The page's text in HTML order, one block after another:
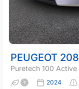
PEUGEOT 208
Puretech 100 Active
2024